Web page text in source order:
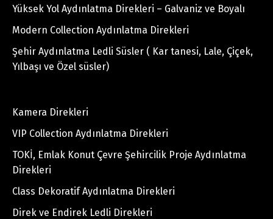
Yüksek Yol Aydınlatma Direkleri – Galvaniz ve Boyalı
Modern Collection Aydınlatma Direkleri
Şehir Aydınlatma Ledli Süsler ( Kar tanesi, Lale, Çiçek,
Yılbaşı ve Özel süsler)
Kamera Direkleri
VIP Collection Aydınlatma Direkleri
TOKİ, Emlak Konut Çevre Şehircilik Proje Aydınlatma
Direkleri
Class Dekoratif Aydınlatma Direkleri
Direk ve Endirek Ledli Direkleri